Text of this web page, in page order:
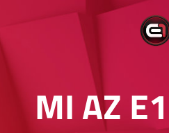
MI AZ